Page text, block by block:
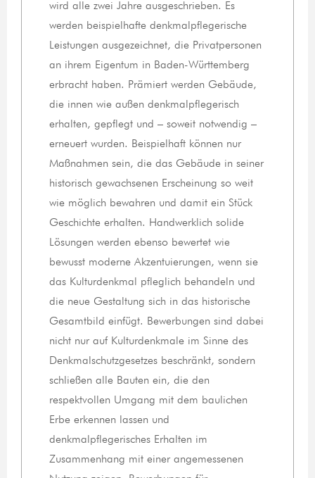
wird alle zwei Jahre ausgeschrieben. Es
werden beispielhafte denkmalpflegerische
Leistungen ausgezeichnet, die Privatpersonen
an ihrem Eigentum in Baden-Württemberg
erbracht haben. Prämiert werden Gebäude,
die innen wie außen denkmalpflegerisch
erhalten, gepflegt und – soweit notwendig –
erneuert wurden. Beispielhaft können nur
Maßnahmen sein, die das Gebäude in seiner
historisch gewachsenen Erscheinung so weit
wie möglich bewahren und damit ein Stück
Geschichte erhalten. Handwerklich solide
Lösungen werden ebenso bewertet wie
bewusst moderne Akzentuierungen, wenn sie
das Kulturdenkmal pfleglich behandeln und
die neue Gestaltung sich in das historische
Gesamtbild einfügt. Bewerbungen sind dabei
nicht nur auf Kulturdenkmale im Sinne des
Denkmalschutzgesetzes beschränkt, sondern
schließen alle Bauten ein, die den
respektvollen Umgang mit dem baulichen
Erbe erkennen lassen und
denkmalpflegerisches Erhalten im
Zusammenhang mit einer angemessenen